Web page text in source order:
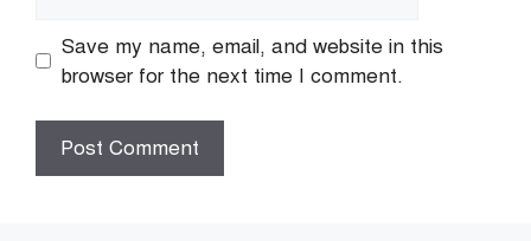
Save my name, email, and website in this
browser for the next time I comment.